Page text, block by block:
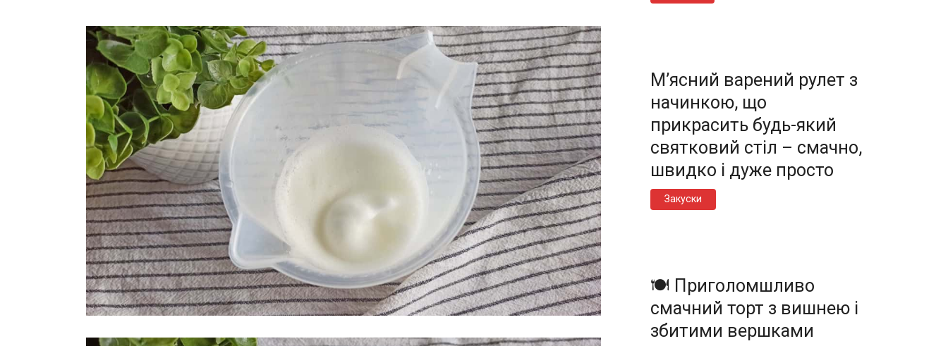
М’ясний варений рулет з
начинкою, що
прикрасить будь-який
святковий стіл – смачно,
швидко і дуже просто
Закуски
🍽️ Приголомшливо
смачний торт з вишнею і
збитими вершками